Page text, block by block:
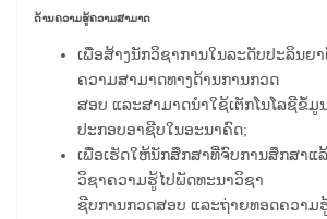
ດ້ານຄວາມຮູ້ຄວາມສາມາດ
ເພື່ອສ້າງນັກວິຊາການໃນລະດັບປະລິນຍ
ຄວາມສາມາດທາງດ້ານການກວດ
ສອບ ແລະສາມາດນໍາໃຊ້ເຕັກໂນໂລຊີຂໍ້ມູ
ປະກອບອາຊີບໃນອະນາຄົດ;
ເພື່ອເຮັດໃຫ້ນັກສຶກສາທີ່ຈົບການສຶກສາແ
ວິຊາຄວາມຮູ້ໄປພັດທະນາວິຊາ
ຊີບການກວດສອບ ແລະຖ່າຍທອດຄວາມ